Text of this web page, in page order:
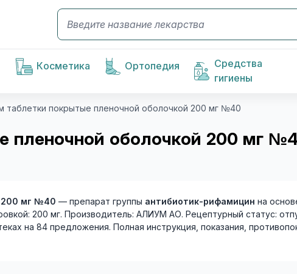
Косметика Ортопедия
Средства
гигиены
таблетки покрытые пленочной оболочкой 200 мг №40
пленочной оболочкой 200 мг
200 мг №40 — препарат группы антибиотик-рифамицин на
200 мг. Производитель: АЛИУМ АО. Рецептурный статус:
на 84 предложения. Полная инструкция, показания,